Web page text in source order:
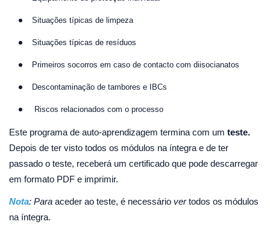
Situações típicas de limpeza
Situações típicas de resíduos
Primeiros socorros em caso de contacto com diisocianatos
Descontaminação de tambores e IBCs
Riscos relacionados com o processo
Este programa de auto-aprendizagem termina com um teste.
Depois de ter visto todos os módulos na íntegra e de ter
passado o teste, receberá um certificado que pode descarregar
em formato PDF e imprimir.
Nota: Para aceder ao teste, é necessário vertodos os módulos
na íntegra.